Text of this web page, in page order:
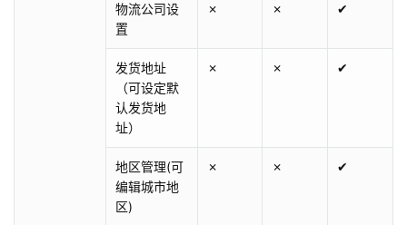
物流公司设
置
✗ ✗ ✔
发货地址
（可设定默
认发货地
址）
✗ ✗ ✔
地区管理(可
编辑城市地
区)
✗ ✗ ✔